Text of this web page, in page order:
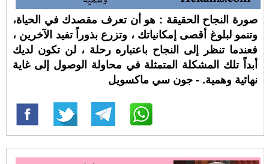
صورة النجاح الحقيقة : هو أن تعرف مقصدك في الحياة،
وتنمو لبلوغ أقصى إمكانياتك ، وتزرع بذوراً تفيد الآخرين ،
فعندما تنظر إلى النجاح باعتباره رحلة ، لن تكون لديك
أبداً تلك المشكلة المتمثلة في محاولة الوصول إلى غاية
نهائية وهمية. - جون سي ماكسويل